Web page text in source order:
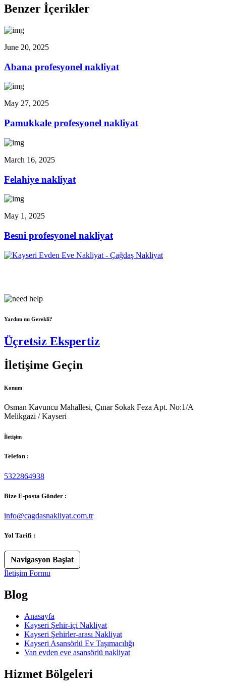
Benzer İçerikler
June 20, 2025
Abana profesyonel nakliyat
May 27, 2025
Pamukkale profesyonel nakliyat
March 16, 2025
Felahiye nakliyat
May 1, 2025
Besni profesyonel nakliyat
Yardım mı Gerekli?
Üçretsiz Ekspertiz
İletişime Geçin
Konum
Osman Kavuncu Mahallesi, Çınar Sokak Feza Apt. No:1/A
Melikgazi / Kayseri
İletişim
Telefon :
5322864938
Bize E-posta Gönder :
info@cagdasnakliyat.com.tr
Yol Tarifi :
Navigasyon Başlat
İletişim Formu
Blog
Anasayfa
Kayseri Şehir-içi Nakliyat
Kayseri Şehirler-arası Nakliyat
Kayseri Asansörlü Ev Taşımacılığı
Van evden eve asansörlü nakliyat
Hizmet Bölgeleri